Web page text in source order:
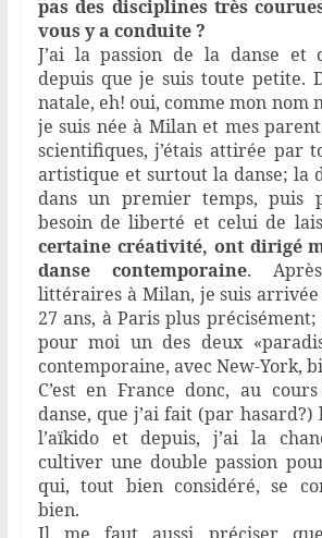
pas des disciplines très
vous y a conduite ?
J’ai la passion de la danse et
depuis que je suis toute petite.
natale, eh! oui, comme mon nom
je suis née à Milan et mes
scientifiques, j’étais attirée par
artistique et surtout la danse; la
dans un premier temps, puis
besoin de liberté et celui de
certaine créativité, ont dirigé
danse contemporaine.
littéraires à Milan, je suis arrivée
27 ans, à Paris plus
pour moi un des deux
contemporaine, avec New-York,
C’est en France donc, au
danse, que j’ai fait (par
l’aïkido et depuis, j’ai la
cultiver une double passion
qui, tout bien considéré, se
bien.